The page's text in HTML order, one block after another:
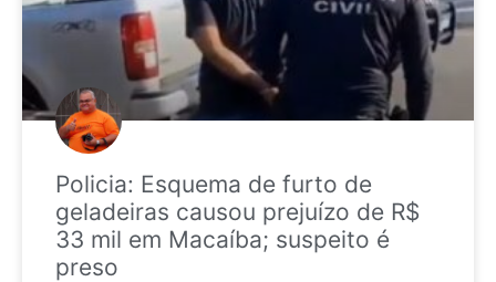
Policia: Esquema de furto de
geladeiras causou prejuízo de R$
33 mil em Macaíba; suspeito é
preso